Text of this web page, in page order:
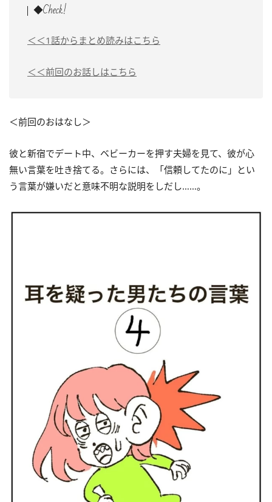
◆Check!
＜＜1話からまとめ読みはこちら
＜＜前回のお話しはこちら
＜前回のおはなし＞
彼と新宿でデート中、ベビーカーを押す夫婦を見て、彼が心
無い言葉を吐き捨てる。さらには、「信頼してたのに」とい
う言葉が嫌いだと意味不明な説明をしだし……。